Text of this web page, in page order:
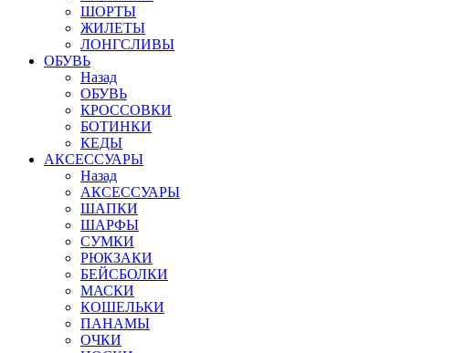
ШОРТЫ
ЖИЛЕТЫ
ЛОНГСЛИВЫ
ОБУВЬ
Назад
ОБУВЬ
КРОССОВКИ
БОТИНКИ
КЕДЫ
АКСЕССУАРЫ
Назад
АКСЕССУАРЫ
ШАПКИ
ШАРФЫ
СУМКИ
РЮКЗАКИ
БЕЙСБОЛКИ
МАСКИ
КОШЕЛЬКИ
ПАНАМЫ
ОЧКИ